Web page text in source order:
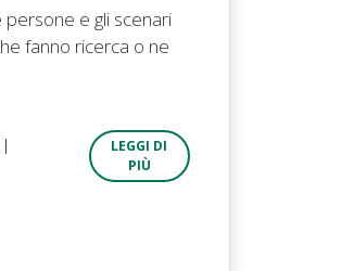
e gli scenari
fanno ricerca o ne
|
LEGGI DI
PIÙ